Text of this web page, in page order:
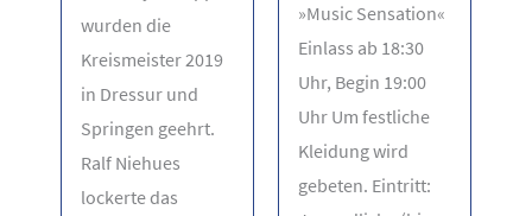
wurden die
Kreismeister 2019
in Dressur und
Springen geehrt.
Ralf Niehues
lockerte das
»Music Sensation«
Einlass ab 18:30
Uhr, Begin 19:00
Uhr Um festliche
Kleidung wird
gebeten. Eintritt: